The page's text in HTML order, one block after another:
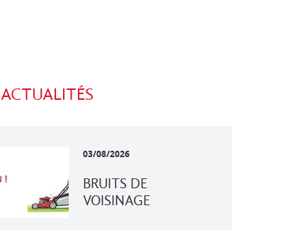
ACTUALITÉS
03/08/2026
BRUITS DE
VOISINAGE